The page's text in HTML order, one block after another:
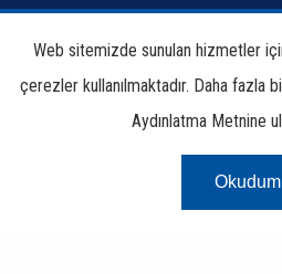
Araştırma ve Yayınlar
Kullanım
Koşulları
Web sitemizde sunulan hizmetler
çerezler kullanılmaktadır. Daha fazla
Aydınlatma Metnine
Okudum